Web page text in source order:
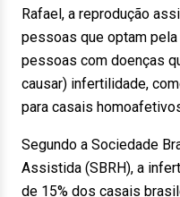
Rafael, a reprodução
pessoas que optam
pessoas com doenças
causar) infertilidade,
para casais
Segundo a Sociedade
Assistida (SBRH), a
de 15% dos casais